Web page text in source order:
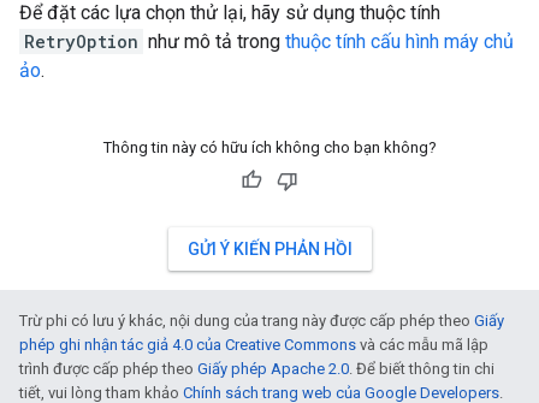
Để đặt các lựa chọn thử lại, hãy sử dụng thuộc tính
RetryOption như mô tả trong thuộc tính cấu hình máy chủ
ảo.
Thông tin này có hữu ích không cho bạn không?
GỬI Ý KIẾN PHẢN HỒI
Trừ phi có lưu ý khác, nội dung của trang này được cấp phép theo Giấy
phép ghi nhận tác giả 4.0 của Creative Commons và các mẫu mã lập
trình được cấp phép theo Giấy phép Apache 2.0. Để biết thông tin chi
tiết, vui lòng tham khảo Chính sách trang web của Google Developers.